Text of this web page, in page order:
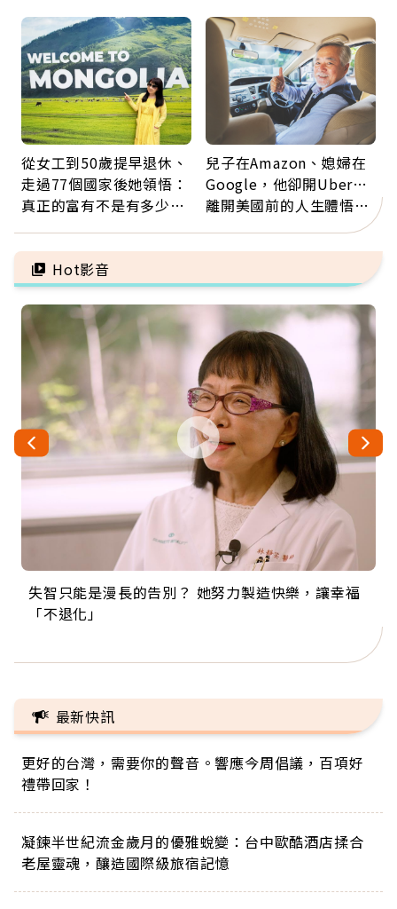
雷
從女工到50歲提早退休、
走過77個國家後她領悟：
真正的富有不是有多少
自由
兒子在Amazon、媳婦在
Google，他卻開Uber…
離開美國前的人生體悟：
Hot影音
失智只能是漫長的告別？ 她努力製造快樂，讓幸福
「不退化」
來自剛果的巧克力神父 為台灣奉獻36年 「台灣是我
的家，我連作夢都講台語！」
63歲卸矽谷副總、搬回台灣找快樂！「蛋黃哥小
丑」走進安養院，逗樂上萬爺奶：退休後才開始真
104歲打破金氏世界紀錄 成為全球最年長羽球選
手，分享長壽的秘密原來是「這個」
事業巔峰他選擇追夢…黑手阿伯拉小提琴還登上小
巨蛋！連CNN都大讚！
最新快訊
更好的台灣，需要你的聲音。響應今周倡議，百項好
禮帶回家！
凝鍊半世紀流金歲月的優雅蛻變：台中歐酷酒店揉合
老屋靈魂，釀造國際級旅宿記憶